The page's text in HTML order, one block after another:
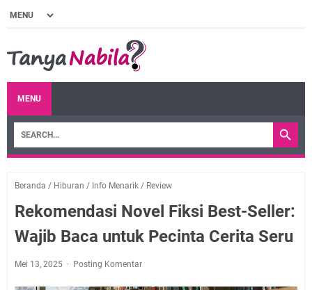
MENU
Beranda / Hiburan / Info Menarik / Review
Rekomendasi Novel Fiksi Best-Seller:
Wajib Baca untuk Pecinta Cerita Seru
Mei 13, 2025 Posting Komentar